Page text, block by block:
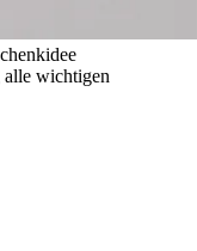
alle wichtigen